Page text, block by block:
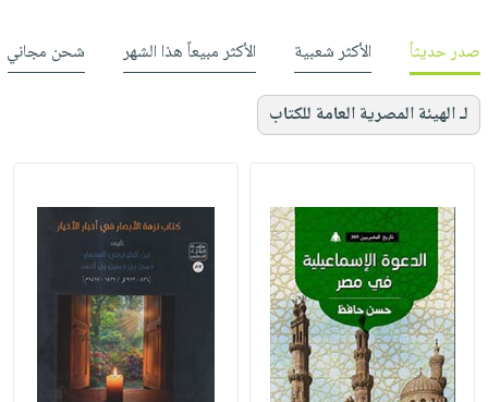
صدر حديثاً الأكثر شعبية الأكثر مبيعاً هذا الشهر شحن مجاني
لـ الهيئة المصرية العامة للكتاب